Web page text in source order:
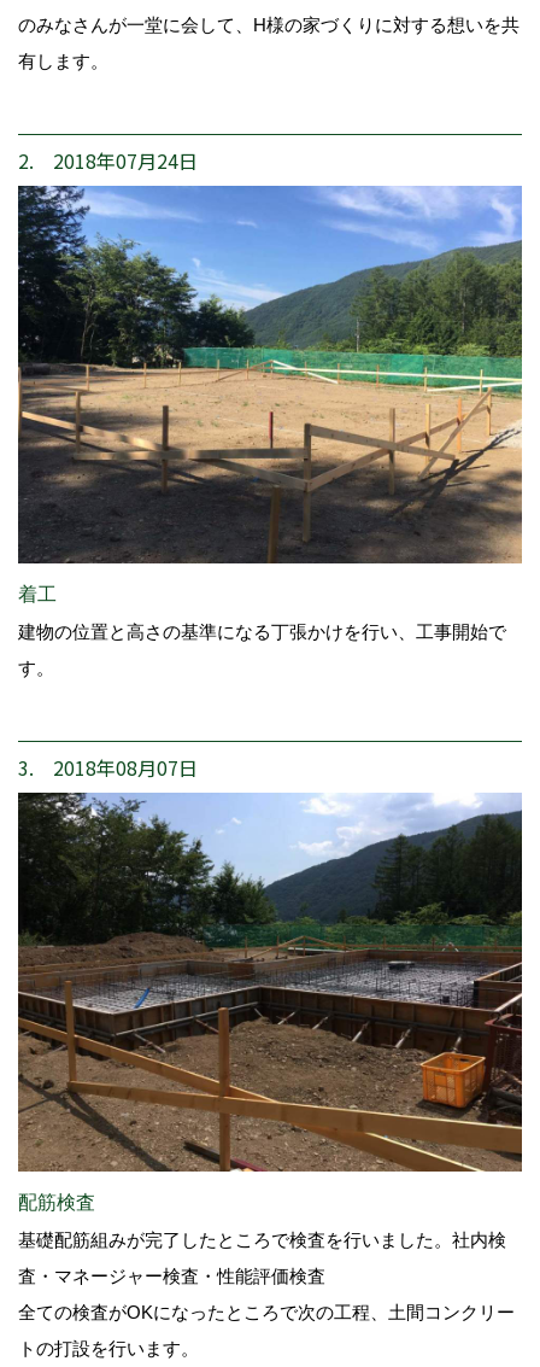
のみなさんが一堂に会して、H様の家づくりに対する想いを共
有します。
2. 2018年07月24日
着工
建物の位置と高さの基準になる丁張かけを行い、工事開始で
す。
3. 2018年08月07日
配筋検査
基礎配筋組みが完了したところで検査を行いました。社内検
査・マネージャー検査・性能評価検査
全ての検査がOKになったところで次の工程、土間コンクリー
トの打設を行います。